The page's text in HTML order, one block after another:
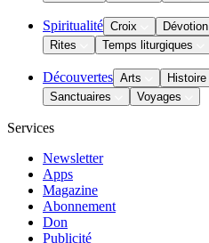
Spiritualité Croix Dévotion
Rites
Temps liturgiques
Découvertes Arts Histoire
Sanctuaires
Voyages
Services
Newsletter
Apps
Magazine
Abonnement
Don
Publicité